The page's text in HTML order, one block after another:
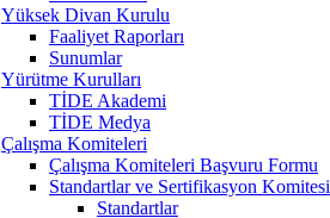
Yüksek Divan Kurulu
Faaliyet Raporları
Sunumlar
Yürütme Kurulları
TİDE Akademi
TİDE Medya
Çalışma Komiteleri
Çalışma Komiteleri Başvuru Formu
Standartlar ve Sertifikasyon Komitesi
Standartlar